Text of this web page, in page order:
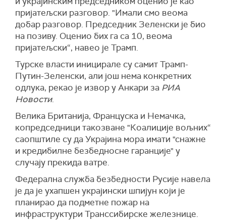
пријатељски разговор. "Имали смо веома
добар разговор. Председник Зеленски је био
на позиву. Оценио бих га са 10, веома
пријатељски“, навео је Трамп.
Турске власти иницирале су самит Трамп-
Путин-Зеленски, али још нема конкретних
одлука, рекао је извор у Анкари за РИА
Новости.
Велика Британија, Француска и Немачка,
копредседници такозване "Коалиције вољних“
саопштиле су да Украјина мора имати "снажне
и кредибилне безбедносне гаранције" у
случају прекида ватре.
Федерална служба безбедности Русије навела
је да је ухапшен украјински шпијун који је
планирао да подметне пожар на
инфраструктури Транссибирске железнице.